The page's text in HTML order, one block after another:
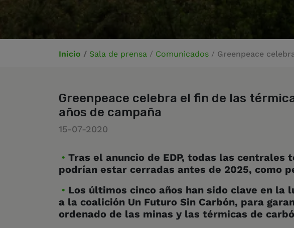
Inicio / Sala de prensa / Comunicados / Greenpeace
Greenpeace celebra el fin de las
años de campaña
15-07-2020
Tras el anuncio de EDP, todas las centrales
podrían estar cerradas antes de 2025, como
Los últimos cinco años han sido clave en la
a la coalición Un Futuro Sin Carbón, para
ordenado de las minas y las térmicas de